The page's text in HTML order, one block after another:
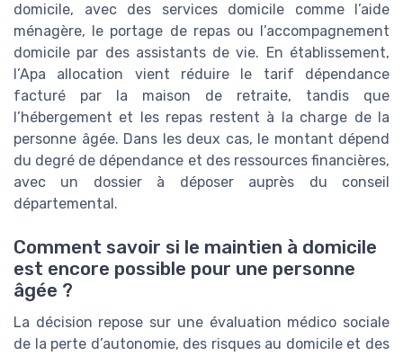
domicile, avec des services domicile comme l’aide
ménagère, le portage de repas ou l’accompagnement
domicile par des assistants de vie. En établissement,
l’Apa allocation vient réduire le tarif dépendance
facturé par la maison de retraite, tandis que
l’hébergement et les repas restent à la charge de la
personne âgée. Dans les deux cas, le montant dépend
du degré de dépendance et des ressources financières,
avec un dossier à déposer auprès du conseil
départemental.
Comment savoir si le maintien à domicile
est encore possible pour une personne
âgée ?
La décision repose sur une évaluation médico sociale
de la perte d’autonomie, des risques au domicile et des